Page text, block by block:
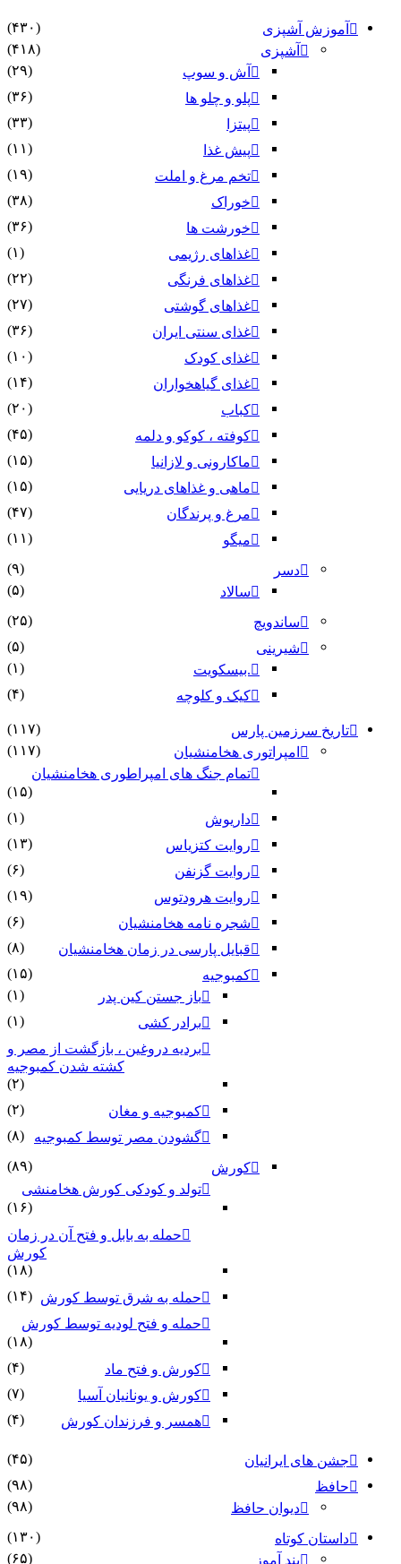
آموزش آشپزی
(۴۳۰)
آشپزی
(۴۱۸)
آش و سوپ
(۲۹)
پلو و چلو ها
(۳۶)
پیتزا
(۳۳)
پیش غذا
(۱۱)
تخم مرغ و املت
(۱۹)
خوراک
(۳۸)
خورشت ها
(۳۶)
غذاهای رژیمی
(۱)
غذاهای فرنگی
(۲۲)
غذاهای گوشتی
(۲۷)
غذای سنتی ایران
(۳۶)
غذای کودک
(۱۰)
غذای گیاهخواران
(۱۴)
کباب
(۲۰)
کوفته ، کوکو و دلمه
(۴۵)
ماکارونی و لازانیا
(۱۵)
ماهی و غذاهای دریایی
(۱۵)
مرغ و پرندگان
(۴۷)
میگو
(۱۱)
دسر
(۹)
سالاد
(۵)
ساندویچ
(۲۵)
شیرینی
(۵)
.بیسکویت
(۱)
کیک و کلوچه
(۴)
تاریخ سرزمین پارس
(۱۱۷)
امپراتوری هخامنشیان
(۱۱۷)
تمام جنگ های امپراطوری هخامنشیان
(۱۵)
داریوش
(۱)
روایت کتزیاس
(۱۳)
روایت گزنفن
(۶)
روایت هرودتوس
(۱۹)
شجره نامه هخامنشیان
(۶)
قبایل پارسی در زمان هخامنشیان
(۸)
کمبوجیه
(۱۵)
باز جستن کین پدر
(۱)
برادر کشی
(۱)
بردیه دروغین ، بازگشت از مصر و
کشته شدن کمبوجیه
(۲)
کمبوجیه و مغان
(۲)
گشودن مصر توسط کمبوجیه
(۸)
کورش
(۸۹)
تولد و کودکی کورش هخامنشی
(۱۶)
حمله به بابل و فتح آن در زمان
کورش
(۱۸)
حمله به شرق توسط کورش (۱۴)
حمله و فتح لودیه توسط کورش
(۱۸)
کورش و فتح ماد
(۴)
کورش و یونانیان آسیا
(۷)
همسر و فرزندان کورش
(۴)
جشن های ایرانیان
(۴۵)
حافظ
(۹۸)
دیوان حافظ
(۹۸)
داستان کوتاه
(۱۳۰)
پند آموز
(۶۵)